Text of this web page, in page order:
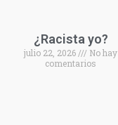
¿Racista yo?
julio 22, 2026
No hay
comentarios